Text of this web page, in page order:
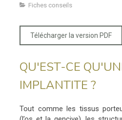
Fiches conseils
Télécharger la version PDF
QU'EST-CE
IMPLANTITE ?
Tout comme les tissus